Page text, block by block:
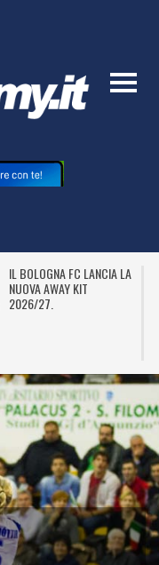
IL BOLOGNA FC LANCIA LA
NUOVA AWAY KIT
2026/27.